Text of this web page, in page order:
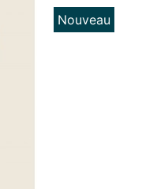
Nouveau